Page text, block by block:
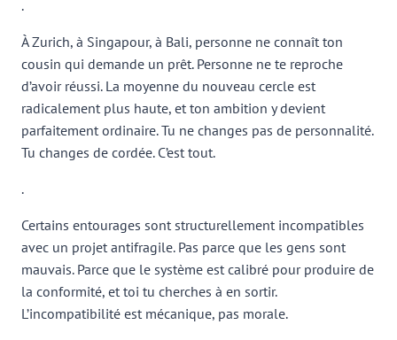
.
À Zurich, à Singapour, à Bali, personne ne connaît ton
cousin qui demande un prêt. Personne ne te reproche
d’avoir réussi. La moyenne du nouveau cercle est
radicalement plus haute, et ton ambition y devient
parfaitement ordinaire. Tu ne changes pas de personnalité.
Tu changes de cordée. C’est tout.
.
Certains entourages sont structurellement incompatibles
avec un projet antifragile. Pas parce que les gens sont
mauvais. Parce que le système est calibré pour produire de
la conformité, et toi tu cherches à en sortir.
L’incompatibilité est mécanique, pas morale.